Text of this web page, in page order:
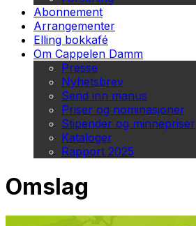
Abonnement
Arrangementer
Elling bokkafé
Om Cappelen Damm
Presse
Nyhetsbrev
Send inn manus
Priser og nominasjoner
Stipender og minnepriser
Kataloger
Rapport 2025
Omslag